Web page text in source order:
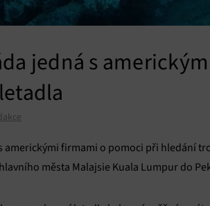
jedná s
americkými firmami o pomoci při hledání
města Malajsie Kuala Lumpur do